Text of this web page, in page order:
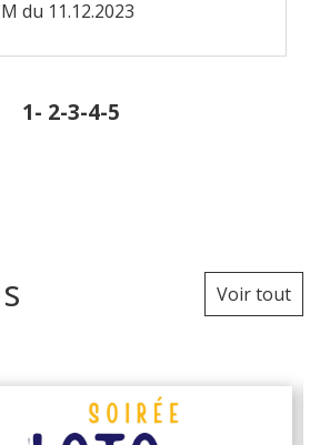
du 11.12.2023
1- 2-3-4-5
Voir tout